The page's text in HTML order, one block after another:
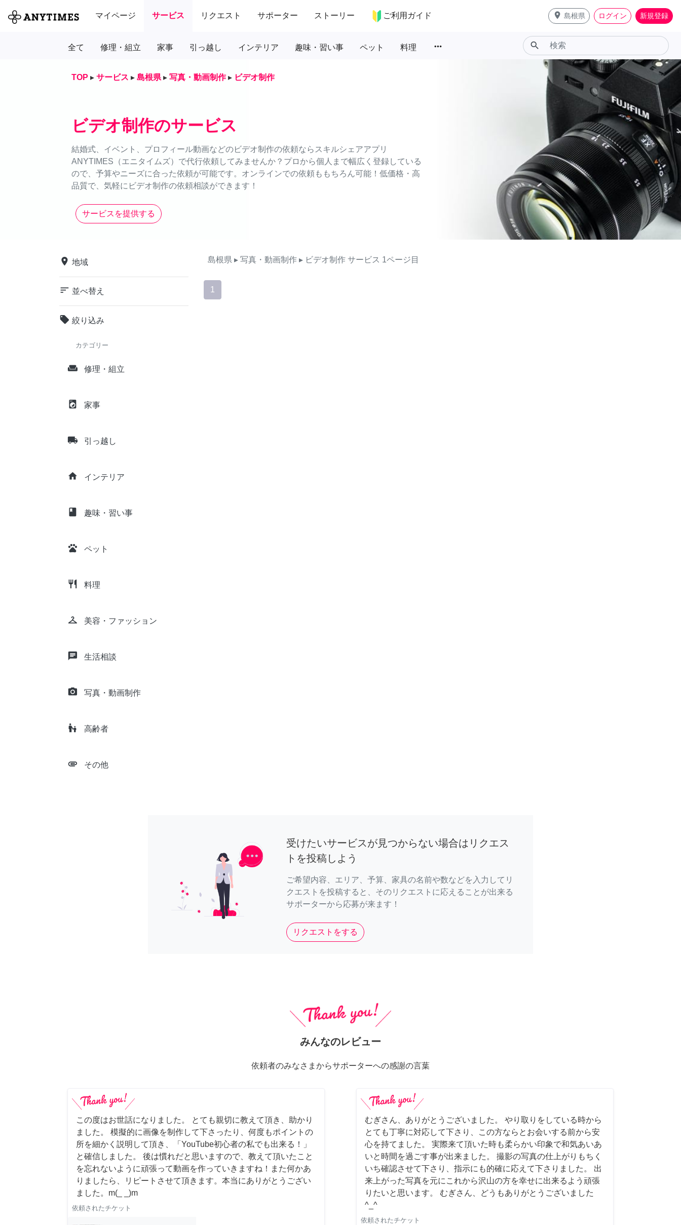
マイページ サービス リクエスト サポーター ストーリー ご利用ガイド place 島根県 ログイン 新規登録
全て 修理・組立 家事 引っ越し インテリア 趣味・習い事 ペット 料理 more_horiz search
TOP ▸ サービス ▸ 島根県 ▸ 写真・動画制作 ▸ ビデオ制作
ビデオ制作のサービス
結婚式、イベント、プロフィール動画などのビデオ制作の依頼ならスキルシェアアプリ
ANYTIMES（エニタイムズ）で代行依頼してみませんか？プロから個人まで幅広く登録している
ので、予算やニーズに合った依頼が可能です。オンラインでの依頼ももちろん可能！低価格・高
品質で、気軽にビデオ制作の依頼相談ができます！
サービスを提供する
place 地域
sort 並べ替え
local_offer 絞り込み
カテゴリー
weekend 修理・組立
local_laundry_service 家事
local_shipping 引っ越し
home インテリア
class 趣味・習い事
pets ペット
restaurant 料理
checkroom 美容・ファッション
chat 生活相談
camera_alt 写真・動画制作
escalator_warning 高齢者
attachment その他
島根県 ▸ 写真・動画制作 ▸ ビデオ制作 サービス 1ページ目
1
受けたいサービスが見つからない場合はリクエス
トを投稿しよう
ご希望内容、エリア、予算、家具の名前や数などを入力してリ
クエストを投稿すると、そのリクエストに応えることが出来る
サポーターから応募が来ます！
リクエストをする
みんなのレビュー
依頼者のみなさまからサポーターへの感謝の言葉
この度はお世話になりました。 とても親切に教えて頂き、助かり
ました。 模擬的に画像を制作して下さったり、何度もポイントの
所を細かく説明して頂き、「YouTube初心者の私でも出来る！」
と確信しました。 後は慣れだと思いますので、教えて頂いたこと
を忘れないように頑張って動画を作っていきますね！また何かあ
りましたら、リピートさせて頂きます。本当にありがとうござい
ました。m(_ _)m
依頼されたチケット
むぎさん、ありがとうございました。 やり取りをしている時から
とても丁寧に対応して下さり、この方ならとお会いする前から安
心を持てました。 実際来て頂いた時も柔らかい印象で和気あいあ
いと時間を過ごす事が出来ました。 撮影の写真の仕上がりもちく
いち確認させて下さり、指示にも的確に応えて下さりました。 出
来上がった写真を元にこれから沢山の方を幸せに出来るよう頑張
りたいと思います。 むぎさん、どうもありがとうございました
^_^
依頼されたチケット